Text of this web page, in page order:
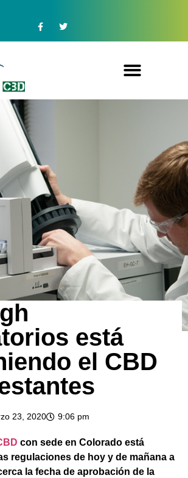
está
el CBD
23, 2020 9:06 pm
con sede en Colorado está
regulaciones de hoy y de mañana a
la fecha de aprobación de la